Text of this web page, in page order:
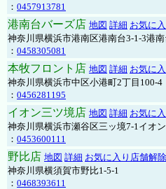
： 0457913781
港南台バーズ店 地図 詳細 お気に
神奈川県横浜市港南区港南台3-1-3港
： 0458305081
本牧フロント店 地図 詳細 お気に
神奈川県横浜市中区小港町2丁目100-
： 0456281195
イオン三ツ境店 地図 詳細 お気に
神奈川県横浜市瀬谷区三ッ境7-1イオ
： 0453600111
野比店 地図 詳細 お気に入り店舗解除
神奈川県横須賀市野比1-5-1
： 0468393611